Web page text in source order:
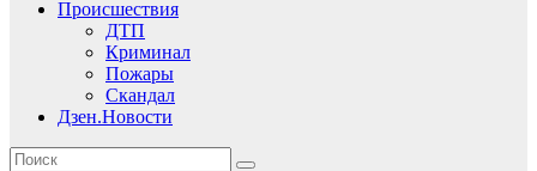
Происшествия
ДТП
Криминал
Пожары
Скандал
Дзен.Новости